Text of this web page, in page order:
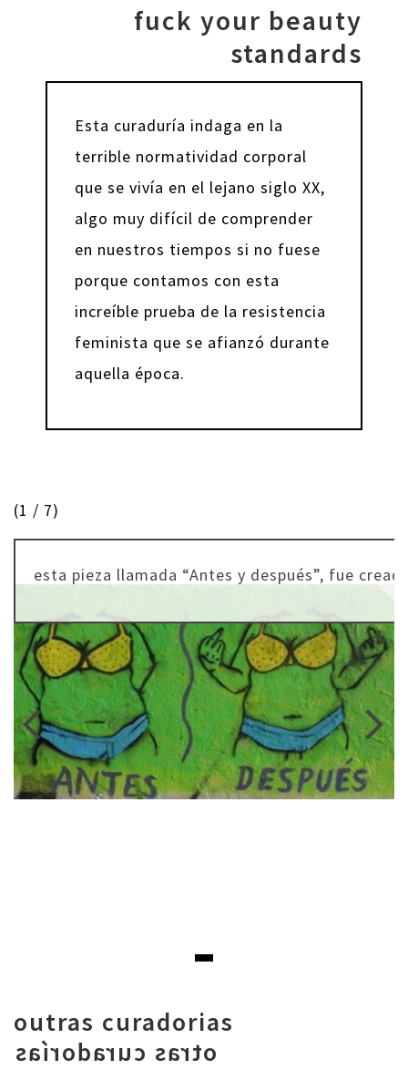
fuck your beauty
standards
Esta curaduría indaga en la
terrible normatividad corporal
que se vivía en el lejano siglo XX,
algo muy difícil de comprender
en nuestros tiempos si no fuese
porque contamos con esta
increíble prueba de la resistencia
feminista que se afianzó durante
aquella época.
(1 / 7)
esta pieza llamada “Antes y después”, fue
arrow_back_ios arrow_forward_ios
outras curadorias
otras curadorías